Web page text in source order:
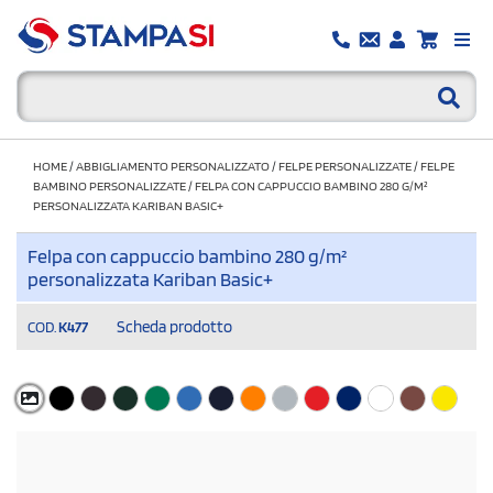
HOME/ABBIGLIAMENTO PERSONALIZZATO/FELPE PERSONALIZZATE/FELPE
BAMBINO PERSONALIZZATE/FELPA CON CAPPUCCIO BAMBINO 280 G/M²
PERSONALIZZATA KARIBAN BASIC+
Felpa con cappuccio bambino 280 g/m²
personalizzata Kariban Basic+
COD. K477 Scheda prodotto